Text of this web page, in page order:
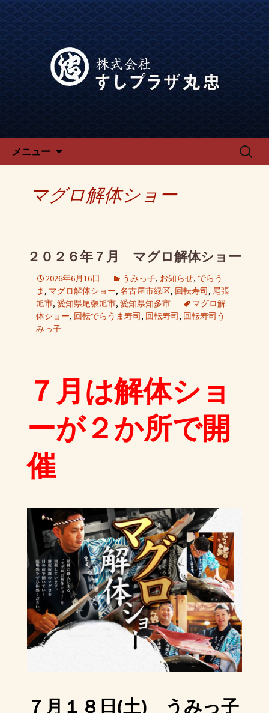
宴会、飲み会なら回転寿司「で
らうま」のブログ
宴会、飲み会なら回転寿司「でらう
ま」の公式ブログです。
メニュー
検
マグロ解体ショー
２０２６年７月 マグロ解体ショー
2026年6月16日 うみっ子, お知らせ, でらう
ま , マグロ解体ショー, 名古屋市緑区, 回転寿司, 尾張
旭市, 愛知県尾張旭市, 愛知県知多市
マグロ解
体ショー, 回転でらうま寿司, 回転寿司, 回転寿司う
みっ子
７月は解体ショ
ーが２か所で開
催
７月１８日(土) うみっ子